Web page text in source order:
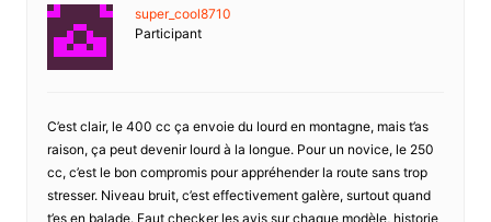
super_cool8710
Participant
C’est clair, le 400 cc ça envoie du lourd en montagne, mais t’as
raison, ça peut devenir lourd à la longue. Pour un novice, le 250
cc, c’est le bon compromis pour appréhender la route sans trop
stresser. Niveau bruit, c’est effectivement galère, surtout quand
t’es en balade. Faut checker les avis sur chaque modèle, historie